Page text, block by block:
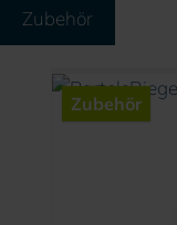
Zubehör
Zubehör